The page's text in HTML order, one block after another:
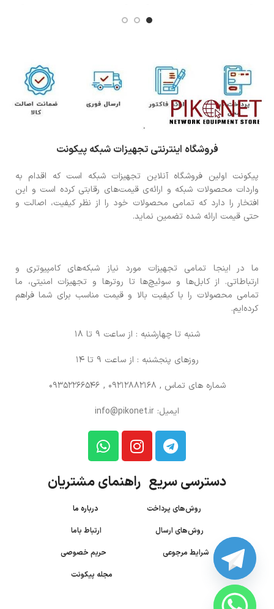
فروشگاه اینترنتی تجهیزات شبکه پیکونت
پیکونت اولین فروشگاه آنلاین تجهیزات شبکه است که اقدام به
واردات محصولات شبکه و ارائه‌ی قیمت‌های رقابتی کرده است و این
افتخار را دارد که تمامی محصولات خود را از نظر کیفیت، اصالت و
حتی قیمت ارائه شده تضمین نماید.
ما در اینجا تمامی تجهیزات مورد نیاز شبکه‌های کامپیوتری و
ارتباطاتی. از کابل‌ها و سوئیچ‌ها تا روترها و تجهیزات امنیتی، ما
تمامی محصولات را با کیفیت بالا و قیمت مناسب برای شما فراهم
کرده‌ایم.
شنبه تا چهارشنبه : از ساعت 9 تا 18
روزهای پنجشنبه : از ساعت 9 تا 14
شماره های تماس , 09212882168 , 09352266546
ایمیل: info@pikonet.ir
دسترسی سریع راهنمای مشتریان
روش‌های پرداخت درباره ما
روش‌های ارسال
ارتباط باما
شرایط مرجوعی
حریم خصوصی
مجله پیکونت